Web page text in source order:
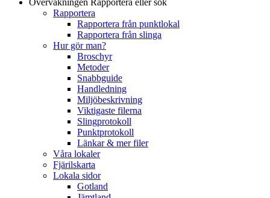
Rapportera
Rapportera från punktlokal
Rapportera från slinga
Hur gör man?
Broschyr
Metoder
Snabbguide
Handledning
Miljöbeskrivning
Viktigaste filerna
Slingprotokoll
Punktprotokoll
Länkar & mer filer
Våra lokaler
Fjärilskarta
Lokala sidor
Gotland